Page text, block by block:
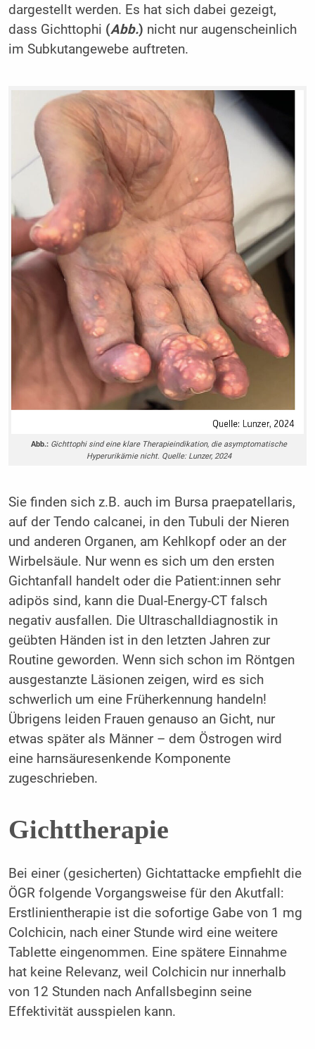
dargestellt werden. Es hat sich dabei gezeigt,
dass Gichttophi (Abb.) nicht nur augenscheinlich
im Subkutangewebe auftreten.
Abb.: Gichttophi sind eine klare Therapieindikation, die asymptomatische
Hyperurikämie nicht. Quelle: Lunzer, 2024
Sie finden sich z.B. auch im Bursa praepatellaris,
auf der Tendo calcanei, in den Tubuli der Nieren
und anderen Organen, am Kehlkopf oder an der
Wirbelsäule. Nur wenn es sich um den ersten
Gichtanfall handelt oder die Patient:innen sehr
adipös sind, kann die Dual-Energy-CT falsch
negativ ausfallen. Die Ultraschalldiagnostik in
geübten Händen ist in den letzten Jahren zur
Routine geworden. Wenn sich schon im Röntgen
ausgestanzte Läsionen zeigen, wird es sich
schwerlich um eine Früherkennung handeln!
Übrigens leiden Frauen genauso an Gicht, nur
etwas später als Männer – dem Östrogen wird
eine harnsäuresenkende Komponente
zugeschrieben.
Gichttherapie
Bei einer (gesicherten) Gichtattacke empfiehlt die
ÖGR folgende Vorgangsweise für den Akutfall:
Erstlinientherapie ist die sofortige Gabe von 1 mg
Colchicin, nach einer Stunde wird eine weitere
Tablette eingenommen. Eine spätere Einnahme
hat keine Relevanz, weil Colchicin nur innerhalb
von 12 Stunden nach Anfallsbeginn seine
Effektivität ausspielen kann.